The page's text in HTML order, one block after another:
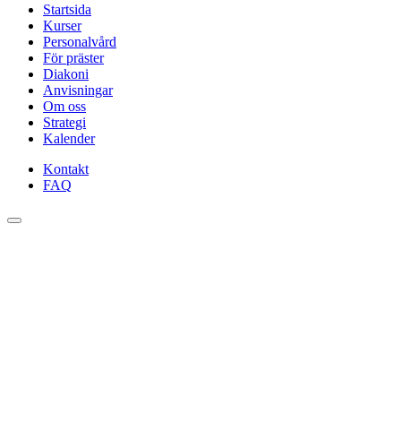
Startsida
Kurser
Personalvård
För präster
Diakoni
Anvisningar
Om oss
Strategi
Kalender
Kontakt
FAQ